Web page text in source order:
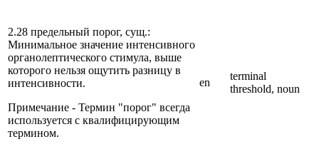
2.28 предельный порог, сущ.:
Минимальное значение интенсивного
органолептического стимула, выше
которого нельзя ощутить разницу в
интенсивности.
Примечание - Термин "порог" всегда
используется с квалифицирующим
термином.
en
terminal
threshold, noun